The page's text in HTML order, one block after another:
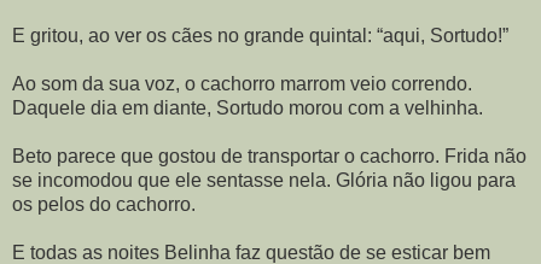
E gritou, ao ver os cães no grande quintal: “aqui, Sortudo!”
Ao som da sua voz, o cachorro marrom veio correndo.
Daquele dia em diante, Sortudo morou com a velhinha.
Beto parece que gostou de transportar o cachorro. Frida não
se incomodou que ele sentasse nela. Glória não ligou para
os pelos do cachorro.
E todas as noites Belinha faz questão de se esticar bem